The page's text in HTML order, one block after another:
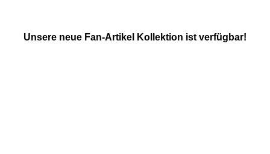
Unsere neue Fan-Artikel Kollektion ist verfügbar!